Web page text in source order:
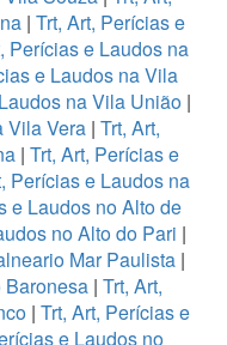
| Trt, Art, Perícias e
Perícias e Laudos na
e Laudos na Vila
na Vila União|
Vila Vera| Trt, Art,
| Trt, Art, Perícias e
Perícias e Laudos na
e Laudos no Alto de
no Alto do Pari |
Mar Paulista |
Baronesa| Trt, Art,
| Trt, Art, Perícias e
e Laudos no